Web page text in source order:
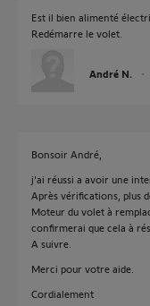
Est il bien alimenté
Redémarre le volet.
André N.
Bonsoir André,
j'ai réussi a avoir une
Après vérifications, plus
Moteur du volet à
confirmerai que cela à
A suivre.
Merci pour votre aide.
Cordialement